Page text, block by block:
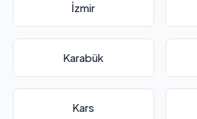
İzmir
Karabük
Kars